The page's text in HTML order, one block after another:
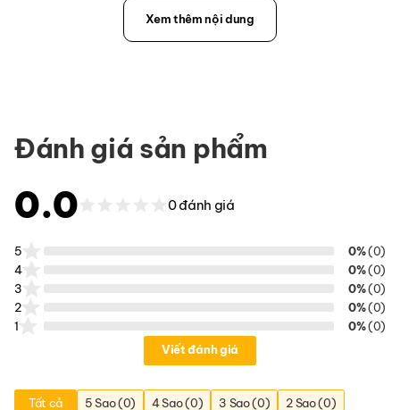
Xem thêm nội dung
Đánh giá sản phẩm
0.0 0 đánh giá
5 0%(0)
4
0%(0)
3
0%(0)
2
0%(0)
1
0%(0)
Viết đánh giá
Tất cả 5 Sao (0) 4 Sao (0) 3 Sao (0)
2 Sao (0)